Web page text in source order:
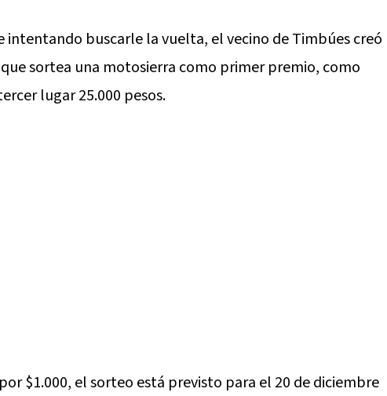
intentando buscarle la vuelta, el vecino de Timbúes creó
sortea una motosierra como primer premio, como
lugar 25.000 pesos.
$1.000, el sorteo está previsto para el 20 de diciembre